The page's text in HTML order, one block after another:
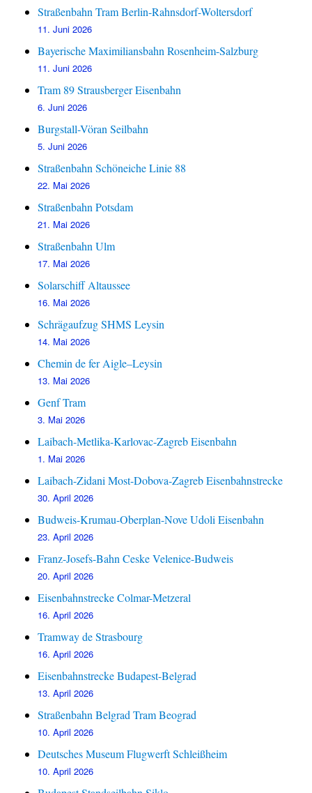
Straßenbahn Tram Berlin-Rahnsdorf-Woltersdorf
11. Juni 2026
Bayerische Maximiliansbahn Rosenheim-Salzburg
11. Juni 2026
Tram 89 Strausberger Eisenbahn
6. Juni 2026
Burgstall-Vöran Seilbahn
5. Juni 2026
Straßenbahn Schöneiche Linie 88
22. Mai 2026
Straßenbahn Potsdam
21. Mai 2026
Straßenbahn Ulm
17. Mai 2026
Solarschiff Altaussee
16. Mai 2026
Schrägaufzug SHMS Leysin
14. Mai 2026
Chemin de fer Aigle–Leysin
13. Mai 2026
Genf Tram
3. Mai 2026
Laibach-Metlika-Karlovac-Zagreb Eisenbahn
1. Mai 2026
Laibach-Zidani Most-Dobova-Zagreb Eisenbahnstrecke
30. April 2026
Budweis-Krumau-Oberplan-Nove Udoli Eisenbahn
23. April 2026
Franz-Josefs-Bahn Ceske Velenice-Budweis
20. April 2026
Eisenbahnstrecke Colmar-Metzeral
16. April 2026
Tramway de Strasbourg
16. April 2026
Eisenbahnstrecke Budapest-Belgrad
13. April 2026
Straßenbahn Belgrad Tram Beograd
10. April 2026
Deutsches Museum Flugwerft Schleißheim
10. April 2026